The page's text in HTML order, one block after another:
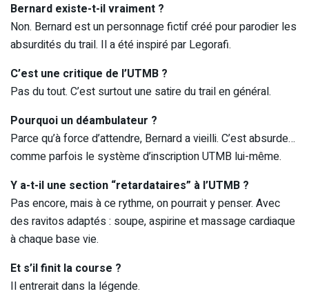
Bernard existe-t-il vraiment ?
Non. Bernard est un personnage fictif créé pour parodier les
absurdités du trail. Il a été inspiré par Legorafi.
C’est une critique de l’UTMB ?
Pas du tout. C’est surtout une satire du trail en général.
Pourquoi un déambulateur ?
Parce qu’à force d’attendre, Bernard a vieilli. C’est absurde…
comme parfois le système d’inscription UTMB lui-même.
Y a-t-il une section “retardataires” à l’UTMB ?
Pas encore, mais à ce rythme, on pourrait y penser. Avec
des ravitos adaptés : soupe, aspirine et massage cardiaque
à chaque base vie.
Et s’il finit la course ?
Il entrerait dans la légende.